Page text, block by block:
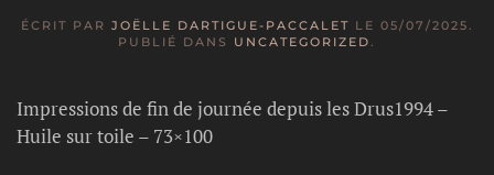
ÉCRIT PAR JOËLLE DARTIGUE-PACCALET LE 05/07/2025.
PUBLIÉ DANS UNCATEGORIZED.
Impressions de fin de journée depuis les Drus1994 –
Huile sur toile – 73×100